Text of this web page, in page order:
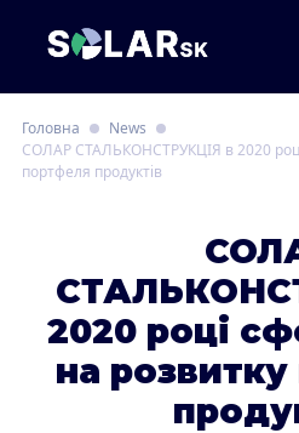
Головна
News
СОЛАР СТАЛЬКОНСТРУКЦІЯ в 2020
портфеля продуктів
С
2020 році
на